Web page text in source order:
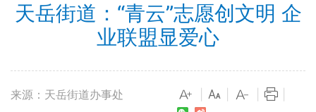
天岳街道：“青云”志愿创文明 企
业联盟显爱心
来源：天岳街道办事处